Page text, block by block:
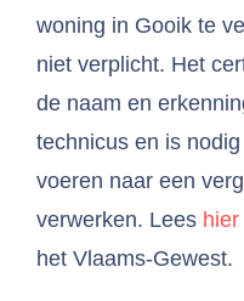
woning in Gooik te
niet verplicht. Het
de naam en
technicus en is
voeren naar een
verwerken. Lees hier
het Vlaams-Gewest.